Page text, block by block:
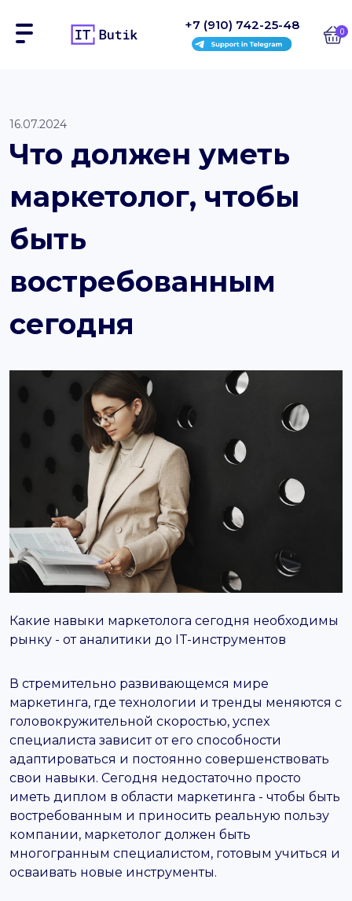
Сайты
Интернет-магазины
Блоки
На заказ
Контакты
support@it-butik.ru
+7 (910) 742-25-48 0
16.07.2024
Что должен уметь
маркетолог, чтобы
быть
востребованным
сегодня
Какие навыки маркетолога сегодня необходимы
рынку - от аналитики до IT-инструментов
В стремительно развивающемся мире
маркетинга, где технологии и тренды меняются с
головокружительной скоростью, успех
специалиста зависит от его способности
адаптироваться и постоянно совершенствовать
свои навыки. Сегодня недостаточно просто
иметь диплом в области маркетинга - чтобы быть
востребованным и приносить реальную пользу
компании, маркетолог должен быть
многогранным специалистом, готовым учиться и
осваивать новые инструменты.